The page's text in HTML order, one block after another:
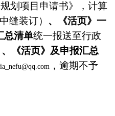
划项目申请书》，计算
缝装订） 、《活页》一
总清单统一报送至行政
、《活页》及申报汇总
，逾期不予